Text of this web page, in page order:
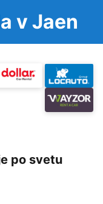
v Jaen
po svetu